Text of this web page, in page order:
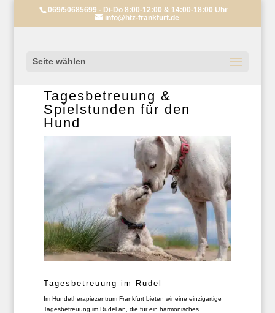
069/50685699 - Di-Do 8:00-12:00 & 14:00-18:00 Uhr
info@htz-frankfurt.de
Seite wählen
Tagesbetreuung &
Spielstunden für den
Hund
Tagesbetreuung im Rudel
Im Hundetherapiezentrum Frankfurt bieten wir eine einzigartige
Tagesbetreuung im Rudel an, die für ein harmonisches